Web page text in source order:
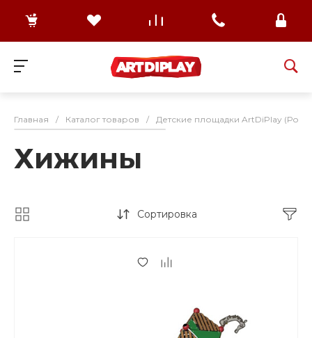
Главная / Каталог товаров / Детские площадки ArtDiPlay
Хижины
Сортировка